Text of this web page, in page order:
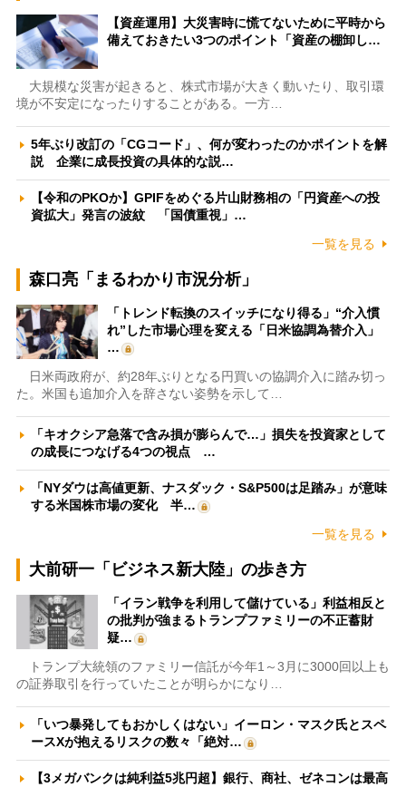
【資産運用】大災害時に慌てないために平時から
備えておきたい3つのポイント「資産の棚卸し…
大規模な災害が起きると、株式市場が大きく動いたり、取引環
境が不安定になったりすることがある。一方…
5年ぶり改訂の「CGコード」、何が変わったのかポイントを解
説 企業に成長投資の具体的な説…
【令和のPKOか】GPIFをめぐる片山財務相の「円資産への投
資拡大」発言の波紋 「国債重視」…
一覧を見る
森口亮「まるわかり市況分析」
「トレンド転換のスイッチになり得る」“介入慣
れ”した市場心理を変える「日米協調為替介入」
…
日米両政府が、約28年ぶりとなる円買いの協調介入に踏み切っ
た。米国も追加介入を辞さない姿勢を示して…
「キオクシア急落で含み損が膨らんで…」損失を投資家として
の成長につなげる4つの視点 …
「NYダウは高値更新、ナスダック・S&P500は足踏み」が意味
する米国株市場の変化 半…
一覧を見る
大前研一「ビジネス新大陸」の歩き方
「イラン戦争を利用して儲けている」利益相反と
の批判が強まるトランプファミリーの不正蓄財
疑…
トランプ大統領のファミリー信託が今年1～3月に3000回以上も
の証券取引を行っていたことが明らかになり…
「いつ暴発してもおかしくはない」イーロン・マスク氏とスペ
ースXが抱えるリスクの数々「絶対…
【3メガバンクは純利益5兆円超】銀行、商社、ゼネコンは最高